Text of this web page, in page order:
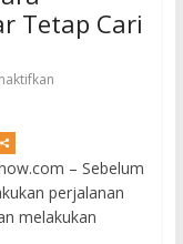
Tetap Cari
– Sebelum
perjalanan
melakukan